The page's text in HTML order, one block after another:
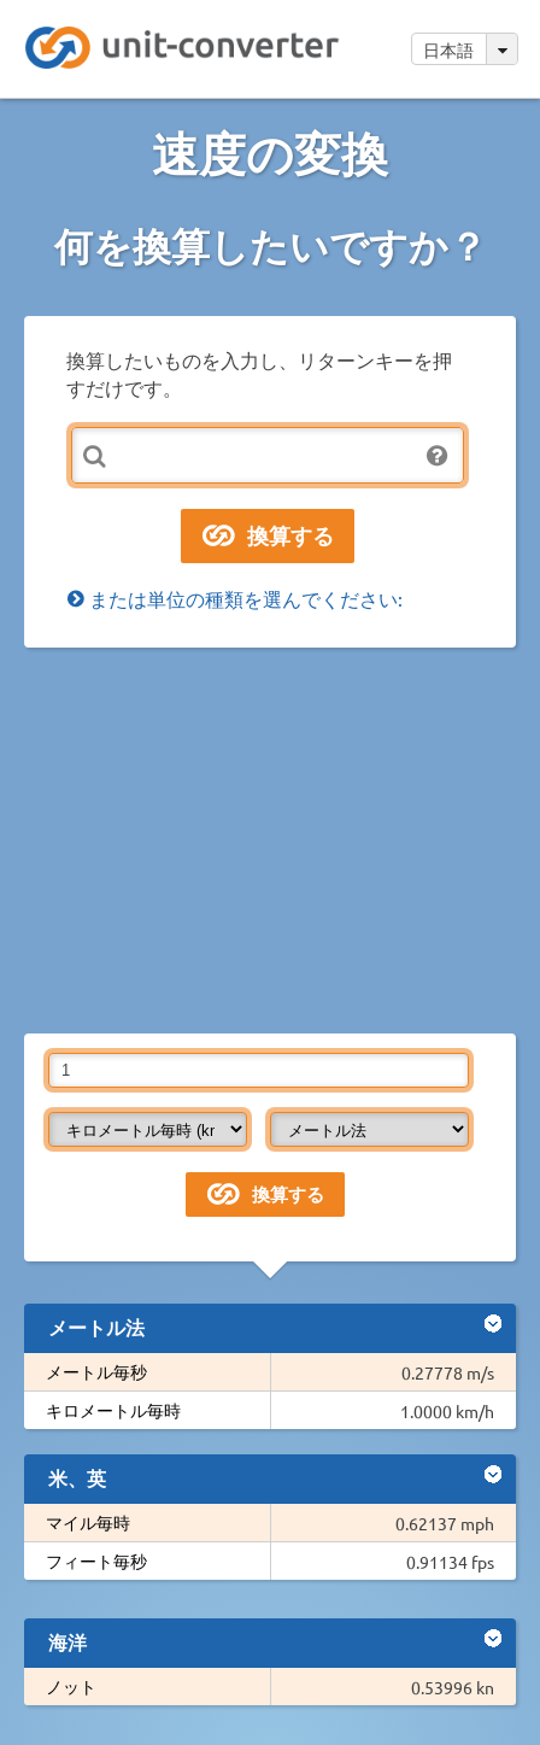
日本語
速度の変換
何を換算したいですか？
換算したいものを入力し、リターンキーを押
すだけです。
または単位の種類を選んでください:
メートル法
メートル毎秒
0.27778 m/s
キロメートル毎時
1.0000 km/h
米、英
マイル毎時
0.62137 mph
フィート毎秒
0.91134 fps
海洋
ノット 0.53996 kn